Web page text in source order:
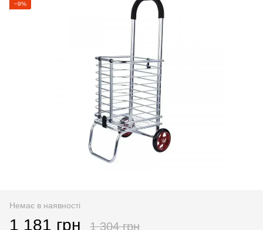
−9%
Немає в наявності
1 181 грн 1 304 грн